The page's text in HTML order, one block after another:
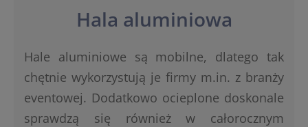
Hala aluminiowa
Hale aluminiowe są mobilne, dlatego tak
chętnie wykorzystują je firmy m.in. z branży
eventowej. Dodatkowo ocieplone doskonale
sprawdzą się również w całorocznym